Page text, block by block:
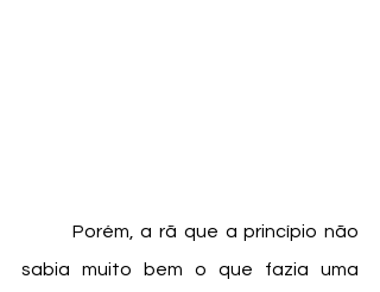
sabia muito bem o que fazia uma